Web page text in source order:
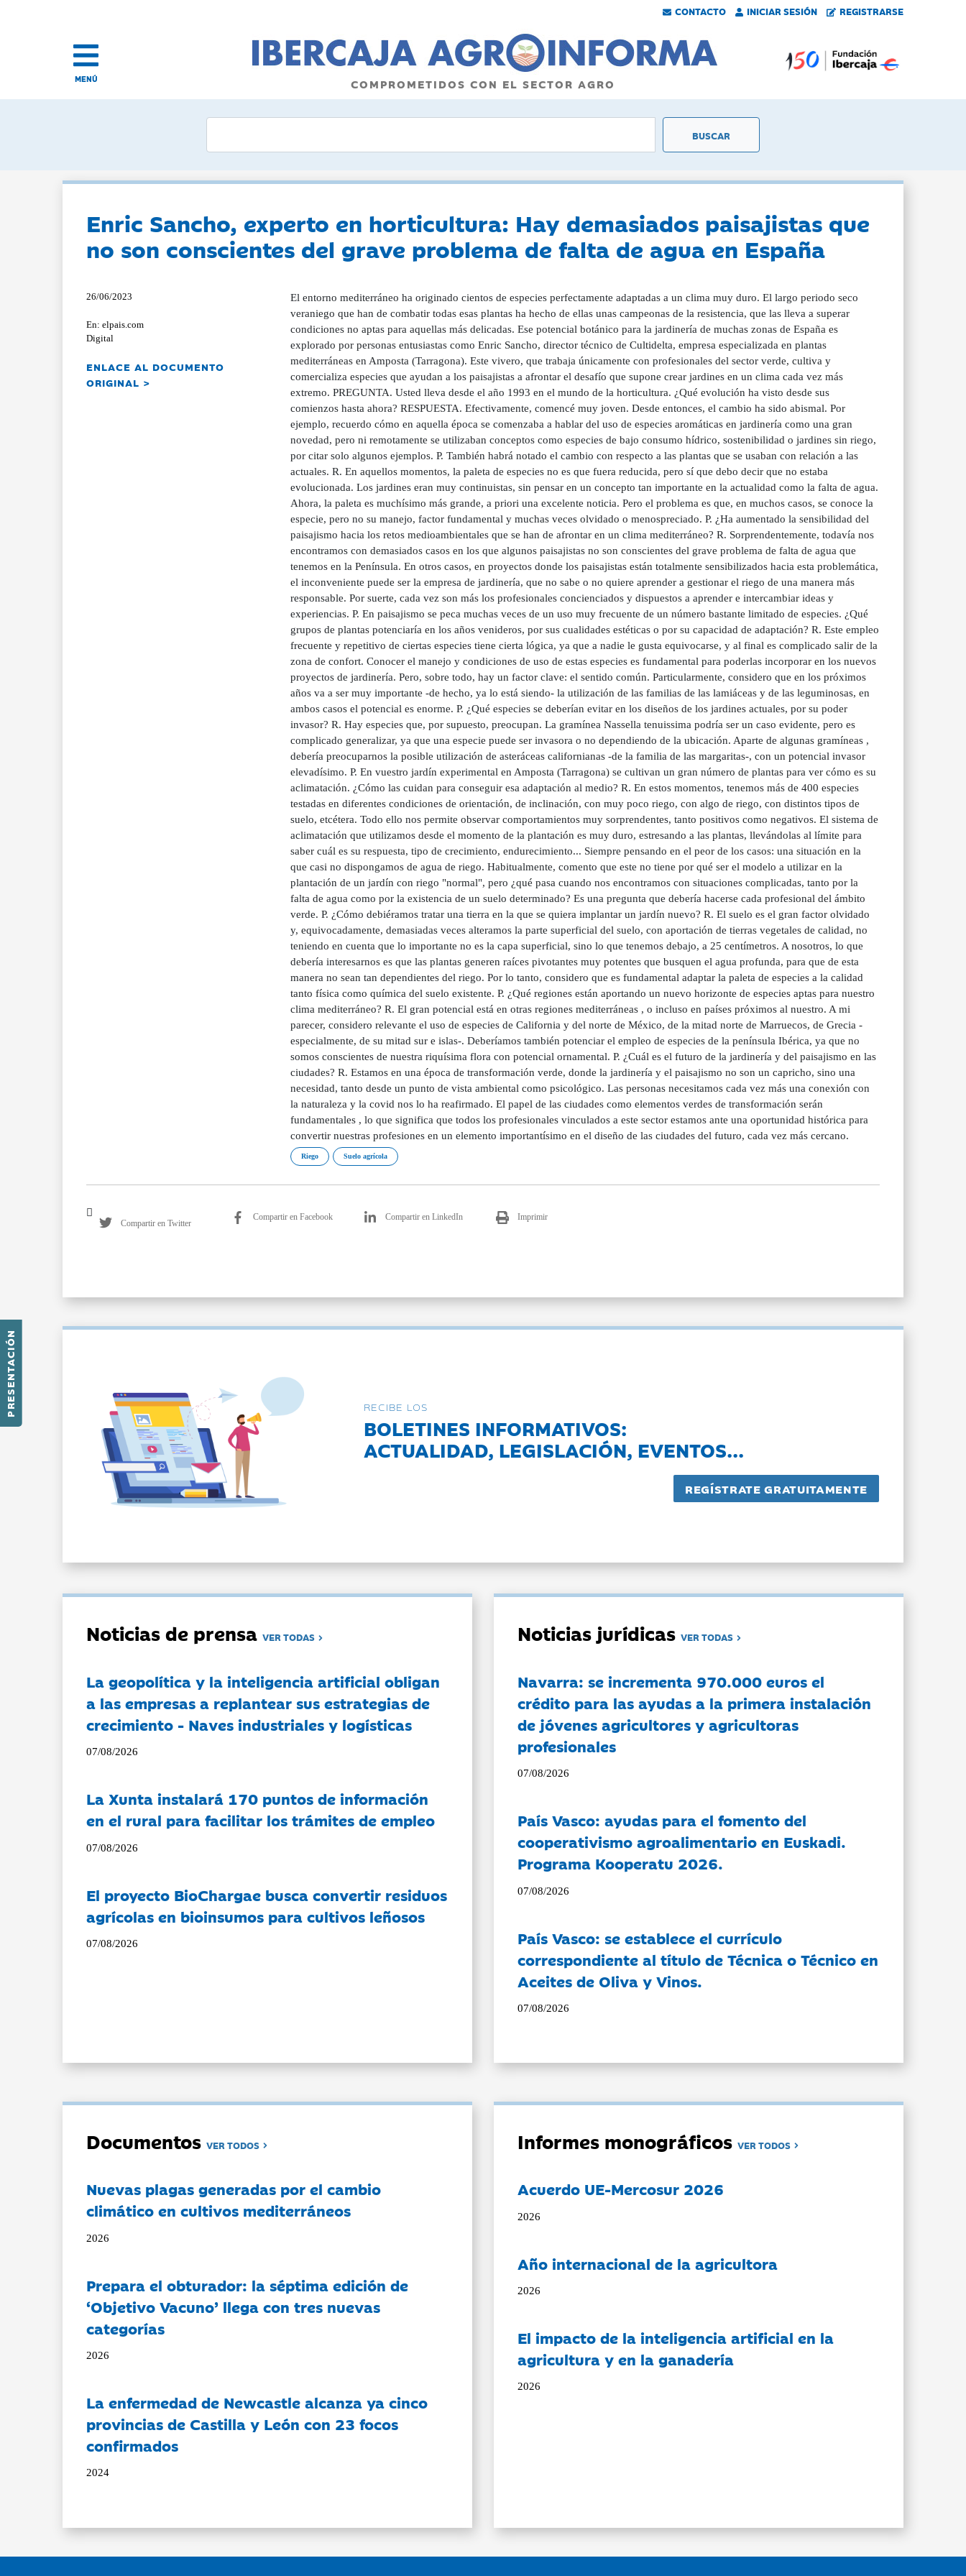
CONTACTO INICIAR SESIÓN REGISTRARSE
PRESENTACIÓN
MENÚ COMPROMETIDOS CON EL SECTOR AGRO
Enric Sancho, experto en horticultura: Hay demasiados paisajistas que
no son conscientes del grave problema de falta de agua en España
26/06/2023
En: elpais.com
Digital
ENLACE AL DOCUMENTO
ORIGINAL >
El entorno mediterráneo ha originado cientos de especies perfectamente adaptadas a un clima muy duro. El largo periodo seco
veraniego que han de combatir todas esas plantas ha hecho de ellas unas campeonas de la resistencia, que las lleva a superar
condiciones no aptas para aquellas más delicadas. Ese potencial botánico para la jardinería de muchas zonas de España es
explorado por personas entusiastas como Enric Sancho, director técnico de Cultidelta, empresa especializada en plantas
mediterráneas en Amposta (Tarragona). Este vivero, que trabaja únicamente con profesionales del sector verde, cultiva y
comercializa especies que ayudan a los paisajistas a afrontar el desafío que supone crear jardines en un clima cada vez más
extremo. PREGUNTA. Usted lleva desde el año 1993 en el mundo de la horticultura. ¿Qué evolución ha visto desde sus
comienzos hasta ahora? RESPUESTA. Efectivamente, comencé muy joven. Desde entonces, el cambio ha sido abismal. Por
ejemplo, recuerdo cómo en aquella época se comenzaba a hablar del uso de especies aromáticas en jardinería como una gran
novedad, pero ni remotamente se utilizaban conceptos como especies de bajo consumo hídrico, sostenibilidad o jardines sin riego,
por citar solo algunos ejemplos. P. También habrá notado el cambio con respecto a las plantas que se usaban con relación a las
actuales. R. En aquellos momentos, la paleta de especies no es que fuera reducida, pero sí que debo decir que no estaba
evolucionada. Los jardines eran muy continuistas, sin pensar en un concepto tan importante en la actualidad como la falta de agua.
Ahora, la paleta es muchísimo más grande, a priori una excelente noticia. Pero el problema es que, en muchos casos, se conoce la
especie, pero no su manejo, factor fundamental y muchas veces olvidado o menospreciado. P. ¿Ha aumentado la sensibilidad del
paisajismo hacia los retos medioambientales que se han de afrontar en un clima mediterráneo? R. Sorprendentemente, todavía nos
encontramos con demasiados casos en los que algunos paisajistas no son conscientes del grave problema de falta de agua que
tenemos en la Península. En otros casos, en proyectos donde los paisajistas están totalmente sensibilizados hacia esta problemática,
el inconveniente puede ser la empresa de jardinería, que no sabe o no quiere aprender a gestionar el riego de una manera más
responsable. Por suerte, cada vez son más los profesionales concienciados y dispuestos a aprender e intercambiar ideas y
experiencias. P. En paisajismo se peca muchas veces de un uso muy frecuente de un número bastante limitado de especies. ¿Qué
grupos de plantas potenciaría en los años venideros, por sus cualidades estéticas o por su capacidad de adaptación? R. Este empleo
frecuente y repetitivo de ciertas especies tiene cierta lógica, ya que a nadie le gusta equivocarse, y al final es complicado salir de la
zona de confort. Conocer el manejo y condiciones de uso de estas especies es fundamental para poderlas incorporar en los nuevos
proyectos de jardinería. Pero, sobre todo, hay un factor clave: el sentido común. Particularmente, considero que en los próximos
años va a ser muy importante -de hecho, ya lo está siendo- la utilización de las familias de las lamiáceas y de las leguminosas, en
ambos casos el potencial es enorme. P. ¿Qué especies se deberían evitar en los diseños de los jardines actuales, por su poder
invasor? R. Hay especies que, por supuesto, preocupan. La gramínea Nassella tenuissima podría ser un caso evidente, pero es
complicado generalizar, ya que una especie puede ser invasora o no dependiendo de la ubicación. Aparte de algunas gramíneas ,
debería preocuparnos la posible utilización de asteráceas californianas -de la familia de las margaritas-, con un potencial invasor
elevadísimo. P. En vuestro jardín experimental en Amposta (Tarragona) se cultivan un gran número de plantas para ver cómo es su
aclimatación. ¿Cómo las cuidan para conseguir esa adaptación al medio? R. En estos momentos, tenemos más de 400 especies
testadas en diferentes condiciones de orientación, de inclinación, con muy poco riego, con algo de riego, con distintos tipos de
suelo, etcétera. Todo ello nos permite observar comportamientos muy sorprendentes, tanto positivos como negativos. El sistema de
aclimatación que utilizamos desde el momento de la plantación es muy duro, estresando a las plantas, llevándolas al límite para
saber cuál es su respuesta, tipo de crecimiento, endurecimiento... Siempre pensando en el peor de los casos: una situación en la
que casi no dispongamos de agua de riego. Habitualmente, comento que este no tiene por qué ser el modelo a utilizar en la
plantación de un jardín con riego "normal", pero ¿qué pasa cuando nos encontramos con situaciones complicadas, tanto por la
falta de agua como por la existencia de un suelo determinado? Es una pregunta que debería hacerse cada profesional del ámbito
verde. P. ¿Cómo debiéramos tratar una tierra en la que se quiera implantar un jardín nuevo? R. El suelo es el gran factor olvidado
y, equivocadamente, demasiadas veces alteramos la parte superficial del suelo, con aportación de tierras vegetales de calidad, no
teniendo en cuenta que lo importante no es la capa superficial, sino lo que tenemos debajo, a 25 centímetros. A nosotros, lo que
debería interesarnos es que las plantas generen raíces pivotantes muy potentes que busquen el agua profunda, para que de esta
manera no sean tan dependientes del riego. Por lo tanto, considero que es fundamental adaptar la paleta de especies a la calidad
tanto física como química del suelo existente. P. ¿Qué regiones están aportando un nuevo horizonte de especies aptas para nuestro
clima mediterráneo? R. El gran potencial está en otras regiones mediterráneas , o incluso en países próximos al nuestro. A mi
parecer, considero relevante el uso de especies de California y del norte de México, de la mitad norte de Marruecos, de Grecia -
especialmente, de su mitad sur e islas-. Deberíamos también potenciar el empleo de especies de la península Ibérica, ya que no
somos conscientes de nuestra riquísima flora con potencial ornamental. P. ¿Cuál es el futuro de la jardinería y del paisajismo en las
ciudades? R. Estamos en una época de transformación verde, donde la jardinería y el paisajismo no son un capricho, sino una
necesidad, tanto desde un punto de vista ambiental como psicológico. Las personas necesitamos cada vez más una conexión con
la naturaleza y la covid nos lo ha reafirmado. El papel de las ciudades como elementos verdes de transformación serán
fundamentales , lo que significa que todos los profesionales vinculados a este sector estamos ante una oportunidad histórica para
convertir nuestras profesiones en un elemento importantísimo en el diseño de las ciudades del futuro, cada vez más cercano.
Riego Suelo agrícola
Compartir en Twitter
Compartir en Facebook Compartir en LinkedIn Imprimir
RECIBE LOS
BOLETINES INFORMATIVOS:
ACTUALIDAD, LEGISLACIÓN, EVENTOS...
Noticias de prensaVER TODAS
La geopolítica y la inteligencia artificial obligan
a las empresas a replantear sus estrategias de
crecimiento - Naves industriales y logísticas
07/08/2026
La Xunta instalará 170 puntos de información
en el rural para facilitar los trámites de empleo
07/08/2026
El proyecto BioChargae busca convertir residuos
agrícolas en bioinsumos para cultivos leñosos
07/08/2026
Noticias jurídicasVER TODAS
Navarra: se incrementa 970.000 euros el
crédito para las ayudas a la primera instalación
de jóvenes agricultores y agricultoras
profesionales
07/08/2026
País Vasco: ayudas para el fomento del
cooperativismo agroalimentario en Euskadi.
Programa Kooperatu 2026.
07/08/2026
País Vasco: se establece el currículo
correspondiente al título de Técnica o Técnico en
Aceites de Oliva y Vinos.
07/08/2026
DocumentosVER TODOS
Nuevas plagas generadas por el cambio
climático en cultivos mediterráneos
2026
Prepara el obturador: la séptima edición de
‘Objetivo Vacuno’ llega con tres nuevas
categorías
2026
La enfermedad de Newcastle alcanza ya cinco
provincias de Castilla y León con 23 focos
confirmados
2024
Informes monográficosVER TODOS
Acuerdo UE-Mercosur 2026
2026
Año internacional de la agricultora
2026
El impacto de la inteligencia artificial en la
agricultura y en la ganadería
2026